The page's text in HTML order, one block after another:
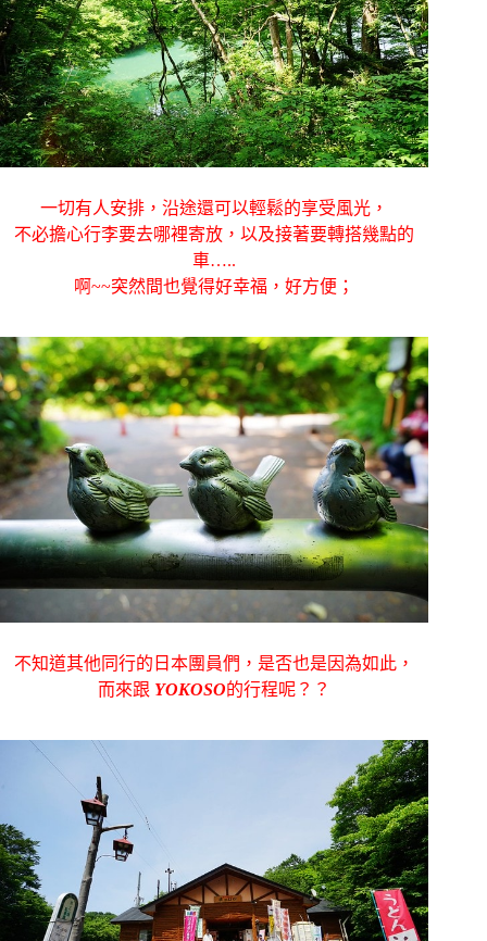
一切有人安排，沿途還可以輕鬆的享受風光，
不必擔心行李要去哪裡寄放，以及接著要轉搭幾點的
車…..
啊~~突然間也覺得好幸福，好方便；
不知道其他同行的日本團員們，是否也是因為如此，
而來跟 YOKOSO的行程呢？？